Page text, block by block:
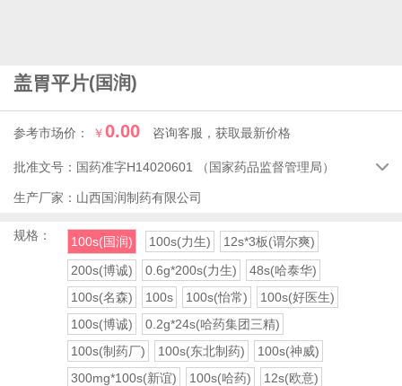
盖胃平片(国润)
参考市场价： ￥0.00 咨询客服，获取最新价格
批准文号： 国药准字H14020601 （国家药品监督管理局） 
生产厂家： 山西国润制药有限公司
规格： 100s(国润) 100s(力生)
12s*3板(谓尔爽)
200s(博诚)
0.6g*200s(力生)
48s(哈泰华)
100s(名森)
100s 100s(怡常)
100s(好医生)
100s(博诚)
0.2g*24s(哈药集团三精)
100s(制药厂)
100s(东北制药)
100s(神威)
300mg*100s(新谊)
100s(哈药)
12s(欧意)